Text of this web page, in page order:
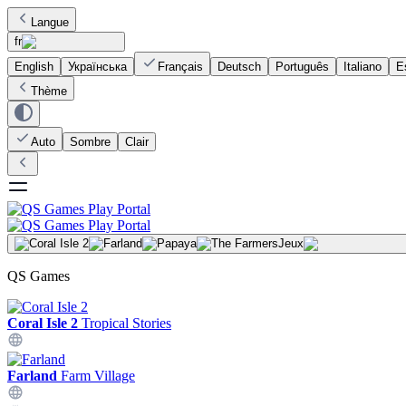
Langue
fr
English
Українська Français Deutsch Português Italiano
Thème
Auto Sombre Clair
Jeux
QS Games
Coral Isle 2 Tropical Stories
Farland Farm Village